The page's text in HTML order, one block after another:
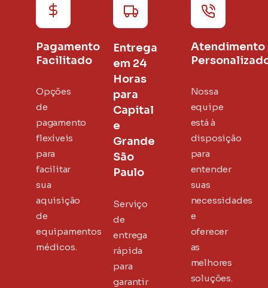
Pagamento
Facilitado
Opções
de
pagamento
flexíveis
para
facilitar
sua
aquisição
de
equipamentos
médicos.
Entrega
em 24
Horas
para
Capital
e
Grande
São
Paulo
Serviço
de
entrega
rápida
para
garantir
Atendimento
Nossa
equipe
está à
disposição
para
entender
suas
necessidades
e
oferecer
as
melhores
soluções.